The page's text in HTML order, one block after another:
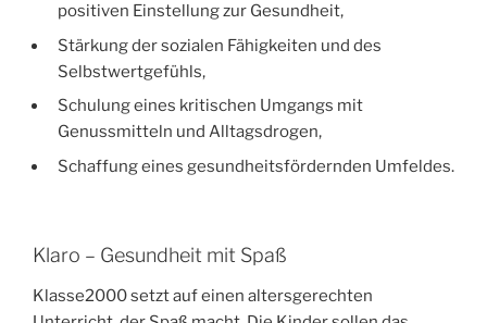
positiven Einstellung zur Gesundheit,
Stärkung der sozialen Fähigkeiten und des
Selbstwertgefühls,
Schulung eines kritischen Umgangs mit
Genussmitteln und Alltagsdrogen,
Schaffung eines gesundheitsfördernden Umfeldes.
Klaro – Gesundheit mit Spaß
Klasse2000 setzt auf einen altersgerechten